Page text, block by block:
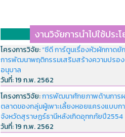
งานวิจัยการนำไปใช้ประ
โครงการวิจัย:“ซีดี การ์ตูนเรื่องหัวผักกาดยั
การพัฒนาพฤติกรรมเสริมสร้างความปรอ
อนุบาล
วันที่:19 ก.พ. 2562
โครงการวิจัย:การพัฒนาศักยภาพด้านการ
ตลาดของกลุ่มผู้เพาะเลี้ยงหอยแครงแบบก
จังหวัดสุราษฏร์ธานีหลังเกิดอุทกภัยปี2554
วันที่:19 ก.พ. 2562